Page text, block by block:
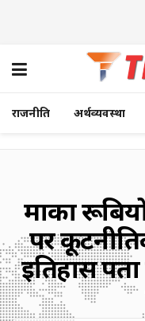
राजनीति अर्थव्यवस्था
मार्को
पर
इतिहास